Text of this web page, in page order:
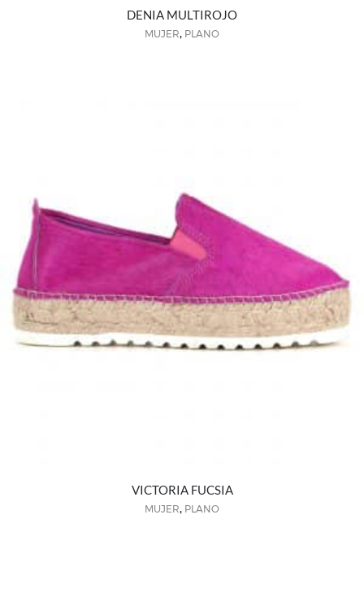
DENIA MULTIROJO
MUJER, PLANO
VICTORIA FUCSIA
MUJER, PLANO